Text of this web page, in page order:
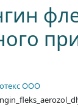
ООО